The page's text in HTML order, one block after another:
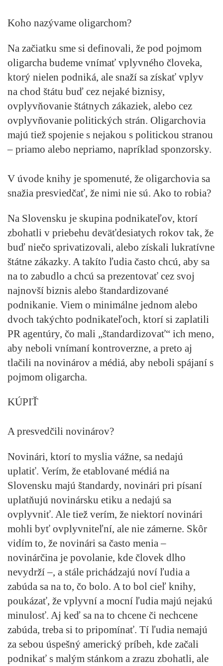
Koho nazývame oligarchom?
Na začiatku sme si definovali, že pod pojmom
oligarcha budeme vnímať vplyvného človeka,
ktorý nielen podniká, ale snaží sa získať vplyv
na chod štátu buď cez nejaké biznisy,
ovplyvňovanie štátnych zákaziek, alebo cez
ovplyvňovanie politických strán. Oligarchovia
majú tiež spojenie s nejakou s politickou stranou
– priamo alebo nepriamo, napríklad sponzorsky.
V úvode knihy je spomenuté, že oligarchovia sa
snažia presviedčať, že nimi nie sú. Ako to robia?
Na Slovensku je skupina podnikateľov, ktorí
zbohatli v priebehu deväťdesiatych rokov tak, že
buď niečo sprivatizovali, alebo získali lukratívne
štátne zákazky. A takíto ľudia často chcú, aby sa
na to zabudlo a chcú sa prezentovať cez svoj
najnovší biznis alebo štandardizované
podnikanie. Viem o minimálne jednom alebo
dvoch takýchto podnikateľoch, ktorí si zaplatili
PR agentúry, čo mali „štandardizovať“ ich meno,
aby neboli vnímaní kontroverzne, a preto aj
tlačili na novinárov a médiá, aby neboli spájaní s
pojmom oligarcha.
KÚPIŤ
A presvedčili novinárov?
Novinári, ktorí to myslia vážne, sa nedajú
uplatiť. Verím, že etablované médiá na
Slovensku majú štandardy, novinári pri písaní
uplatňujú novinársku etiku a nedajú sa
ovplyvniť. Ale tiež verím, že niektorí novinári
mohli byť ovplyvniteľní, ale nie zámerne. Skôr
vidím to, že novinári sa často menia –
novinárčina je povolanie, kde človek dlho
nevydrží –, a stále prichádzajú noví ľudia a
zabúda sa na to, čo bolo. A to bol cieľ knihy,
poukázať, že vplyvní a mocní ľudia majú nejakú
minulosť. Aj keď sa na to chcene či nechcene
zabúda, treba si to pripomínať. Tí ľudia nemajú
za sebou úspešný americký príbeh, kde začali
podnikať s malým stánkom a zrazu zbohatli, ale